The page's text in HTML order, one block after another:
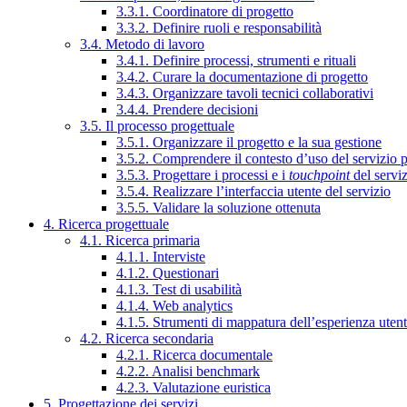
3.3.1. Coordinatore di progetto
3.3.2. Definire ruoli e responsabilità
3.4. Metodo di lavoro
3.4.1. Definire processi, strumenti e rituali
3.4.2. Curare la documentazione di progetto
3.4.3. Organizzare tavoli tecnici collaborativi
3.4.4. Prendere decisioni
3.5. Il processo progettuale
3.5.1. Organizzare il progetto e la sua gestione
3.5.2. Comprendere il contesto d’uso del servizio
3.5.3. Progettare i processi e i touchpointdel
3.5.4. Realizzare l’interfaccia utente del servizio
3.5.5. Validare la soluzione ottenuta
4. Ricerca progettuale
4.1. Ricerca primaria
4.1.1. Interviste
4.1.2. Questionari
4.1.3. Test di usabilità
4.1.4. Web analytics
4.1.5. Strumenti di mappatura dell’esperienza
4.2. Ricerca secondaria
4.2.1. Ricerca documentale
4.2.2. Analisi benchmark
4.2.3. Valutazione euristica
5. Progettazione dei servizi